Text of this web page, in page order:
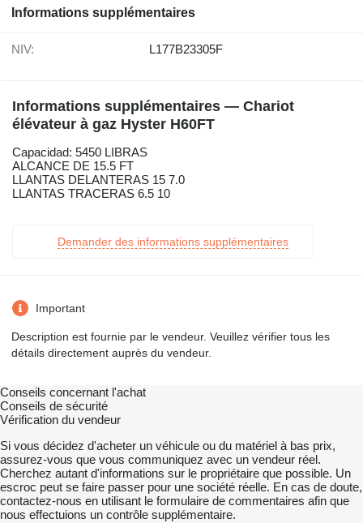
Informations supplémentaires
NIV: L177B23305F
Informations supplémentaires — Chariot
élévateur à gaz Hyster H60FT
Capacidad: 5450 LIBRAS
ALCANCE DE 15.5 FT
LLANTAS DELANTERAS 15 7.0
LLANTAS TRACERAS 6.5 10
Demander des informations supplémentaires
Important
Description est fournie par le vendeur. Veuillez vérifier tous les
détails directement auprès du vendeur.
Conseils concernant l'achat
Conseils de sécurité
Vérification du vendeur
Si vous décidez d'acheter un véhicule ou du matériel à bas prix,
assurez-vous que vous communiquez avec un vendeur réel.
Cherchez autant d'informations sur le propriétaire que possible. Un
escroc peut se faire passer pour une société réelle. En cas de doute,
contactez-nous en utilisant le formulaire de commentaires afin que
nous effectuions un contrôle supplémentaire.